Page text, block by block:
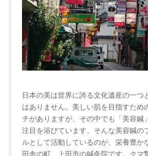
日本の美は世界に誇る文化遺産の一つ
はありません。美しい肌を目指すため
チがありますが、その中でも「美容鍼
注目を浴びています。そんな美容鍼の
ルとして活動しているのが、栄養豊か
田舎の町、上田市の鍼灸院です。クマ